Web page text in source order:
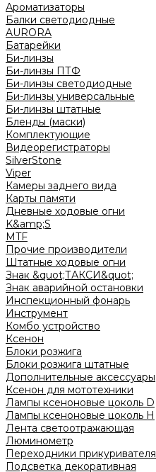
Ароматизаторы
Балки светодиодные
AURORA
Батарейки
Би-линзы
Би-линзы ПТФ
Би-линзы светодиодные
Би-линзы универсальные
Би-линзы штатные
Бленды (маски)
Комплектующие
Видеорегистраторы
SilverStone
Viper
Камеры заднего вида
Карты памяти
Дневные ходовые огни
K&amp;S
MTF
Прочие производители
Штатные ходовые огни
Знак &quot;ТАКСИ&quot;
Знак аварийной остановки
Инспекционный фонарь
Инструмент
Комбо устройство
Ксенон
Блоки розжига
Блоки розжига штатные
Дополнительные аксессуары
Ксенон для мототехники
Лампы ксеноновые цоколь D
Лампы ксеноновые цоколь H
Лента светоотражающая
Люминометр
Переходники прикуривателя
Подсветка декоративная